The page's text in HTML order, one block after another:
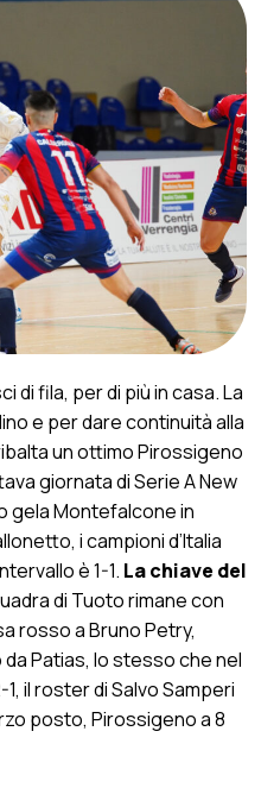
di fila, per di più in casa. La
e per dare continuità alla
un ottimo Pirossigeno
giornata di Serie A New
gela Montefalcone in
i campioni d’Italia
è 1-1. La chiave del
di Tuoto rimane con
rosso a Bruno Petry,
Patias, lo stesso che nel
il roster di Salvo Samperi
posto, Pirossigeno a 8